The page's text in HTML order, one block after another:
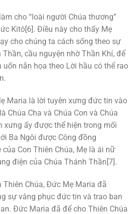
cho “loài người Chúa thương”
Kitô[6]. Điều này cho thấy Mẹ
cho chúng ta cách sống theo sự
cầu nguyện nhờ Thần Khí, để
uốn nắn họa theo Lời hầu có thể rao
Maria là lời tuyên xưng đức tin vào
Chúa Cha và Chúa Con và Chúa
xưng ấy được thể hiện trong mối
Ba Ngôi được Công đồng
Con Thiên Chúa, Mẹ là ái nữ
điện của Chúa Thánh Thần[7].
Thiên Chúa, Đức Mẹ Maria đã
sự vâng phục đức tin và trao ban
Đức Maria đã để cho Thiên Chúa